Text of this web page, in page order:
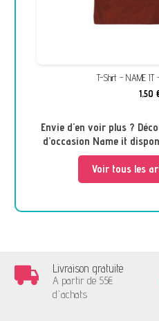
T-Shirt - NAME IT
1,50
Envie d'en voir plus ?
d’occasion Name it
Voir tous les
Livraison gratuite
A partir de 55€
d'achats